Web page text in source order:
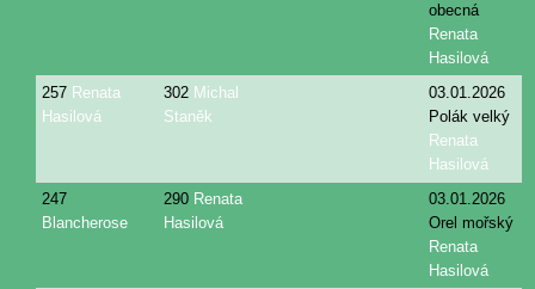
obecná
Renata
Hasilová
257 Renata
Hasilová
302 Michal
Staněk
03.01.2026
Polák velký
Renata
Hasilová
247
Blancherose
290 Renata
Hasilová
03.01.2026
Orel mořský
Renata
Hasilová